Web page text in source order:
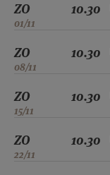
ZO
01/11
10.30
ZO
08/11
10.30
ZO
15/11
10.30
ZO
22/11
10.30